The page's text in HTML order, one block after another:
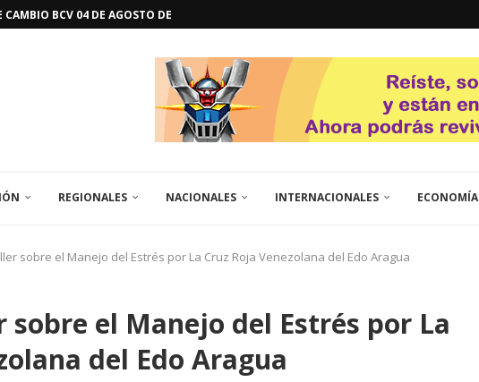
BANDERA NACIONAL
REGIONALES NACIONALES INTERNACIONALES ECONOMÍA
sobre el Manejo del Estrés por La Cruz Roja Venezolana del Edo Aragua
sobre el Manejo del Estrés por La
del Edo Aragua